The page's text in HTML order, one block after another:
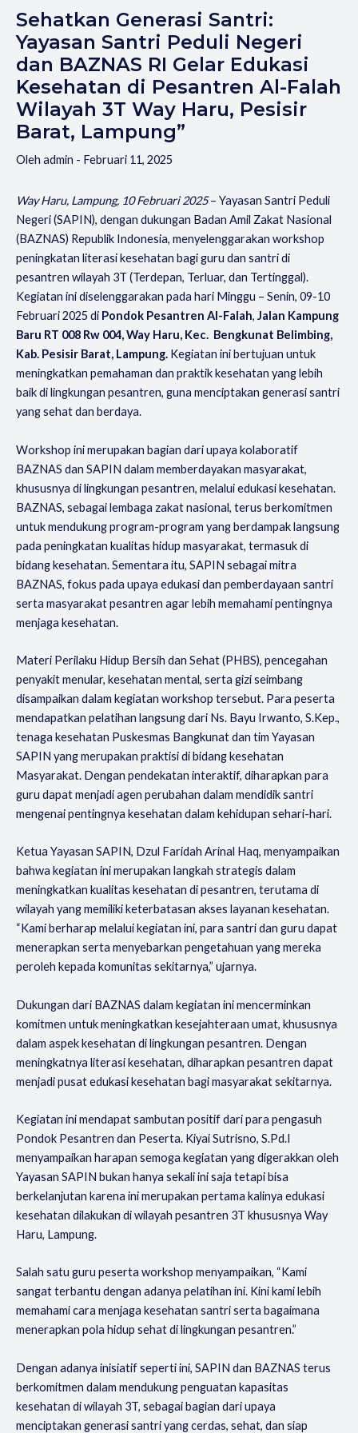
Sehatkan Generasi Santri:
Yayasan Santri Peduli Negeri
dan BAZNAS RI Gelar Edukasi
Kesehatan di Pesantren Al-Falah
Wilayah 3T Way Haru, Pesisir
Barat, Lampung”
Oleh admin - Februari 11, 2025
Way Haru, Lampung, 10 Februari 2025– Yayasan Santri Peduli
Negeri (SAPIN), dengan dukungan Badan Amil Zakat Nasional
(BAZNAS) Republik Indonesia, menyelenggarakan workshop
peningkatan literasi kesehatan bagi guru dan santri di
pesantren wilayah 3T (Terdepan, Terluar, dan Tertinggal).
Kegiatan ini diselenggarakan pada hari Minggu – Senin, 09-10
Februari 2025 di Pondok Pesantren Al-Falah, Jalan Kampung
Baru RT 008 Rw 004, Way Haru, Kec. Bengkunat Belimbing,
Kab. Pesisir Barat, Lampung. Kegiatan ini bertujuan untuk
meningkatkan pemahaman dan praktik kesehatan yang lebih
baik di lingkungan pesantren, guna menciptakan generasi santri
yang sehat dan berdaya.
Workshop ini merupakan bagian dari upaya kolaboratif
BAZNAS dan SAPIN dalam memberdayakan masyarakat,
khususnya di lingkungan pesantren, melalui edukasi kesehatan.
BAZNAS, sebagai lembaga zakat nasional, terus berkomitmen
untuk mendukung program-program yang berdampak langsung
pada peningkatan kualitas hidup masyarakat, termasuk di
bidang kesehatan. Sementara itu, SAPIN sebagai mitra
BAZNAS, fokus pada upaya edukasi dan pemberdayaan santri
serta masyarakat pesantren agar lebih memahami pentingnya
menjaga kesehatan.
Materi Perilaku Hidup Bersih dan Sehat (PHBS), pencegahan
penyakit menular, kesehatan mental, serta gizi seimbang
disampaikan dalam kegiatan workshop tersebut. Para peserta
mendapatkan pelatihan langsung dari Ns. Bayu Irwanto, S.Kep.,
tenaga kesehatan Puskesmas Bangkunat dan tim Yayasan
SAPIN yang merupakan praktisi di bidang kesehatan
Masyarakat. Dengan pendekatan interaktif, diharapkan para
guru dapat menjadi agen perubahan dalam mendidik santri
mengenai pentingnya kesehatan dalam kehidupan sehari-hari.
Ketua Yayasan SAPIN, Dzul Faridah Arinal Haq, menyampaikan
bahwa kegiatan ini merupakan langkah strategis dalam
meningkatkan kualitas kesehatan di pesantren, terutama di
wilayah yang memiliki keterbatasan akses layanan kesehatan.
“Kami berharap melalui kegiatan ini, para santri dan guru dapat
menerapkan serta menyebarkan pengetahuan yang mereka
peroleh kepada komunitas sekitarnya,” ujarnya.
Dukungan dari BAZNAS dalam kegiatan ini mencerminkan
komitmen untuk meningkatkan kesejahteraan umat, khususnya
dalam aspek kesehatan di lingkungan pesantren. Dengan
meningkatnya literasi kesehatan, diharapkan pesantren dapat
menjadi pusat edukasi kesehatan bagi masyarakat sekitarnya.
Kegiatan ini mendapat sambutan positif dari para pengasuh
Pondok Pesantren dan Peserta. Kiyai Sutrisno, S.Pd.I
menyampaikan harapan semoga kegiatan yang digerakkan oleh
Yayasan SAPIN bukan hanya sekali ini saja tetapi bisa
berkelanjutan karena ini merupakan pertama kalinya edukasi
kesehatan dilakukan di wilayah pesantren 3T khususnya Way
Haru, Lampung.
Salah satu guru peserta workshop menyampaikan, “Kami
sangat terbantu dengan adanya pelatihan ini. Kini kami lebih
memahami cara menjaga kesehatan santri serta bagaimana
menerapkan pola hidup sehat di lingkungan pesantren.”
Dengan adanya inisiatif seperti ini, SAPIN dan BAZNAS terus
berkomitmen dalam mendukung penguatan kapasitas
kesehatan di wilayah 3T, sebagai bagian dari upaya
menciptakan generasi santri yang cerdas, sehat, dan siap